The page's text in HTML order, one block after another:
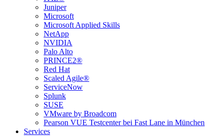
Juniper
Microsoft
Microsoft Applied Skills
NetApp
NVIDIA
Palo Alto
PRINCE2®
Red Hat
Scaled Agile®
ServiceNow
Splunk
SUSE
VMware by Broadcom
Pearson VUE Testcenter bei Fast Lane in München
Services